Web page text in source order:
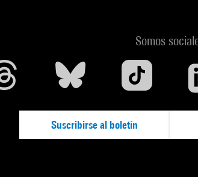
Somos
Suscribirse al boletín